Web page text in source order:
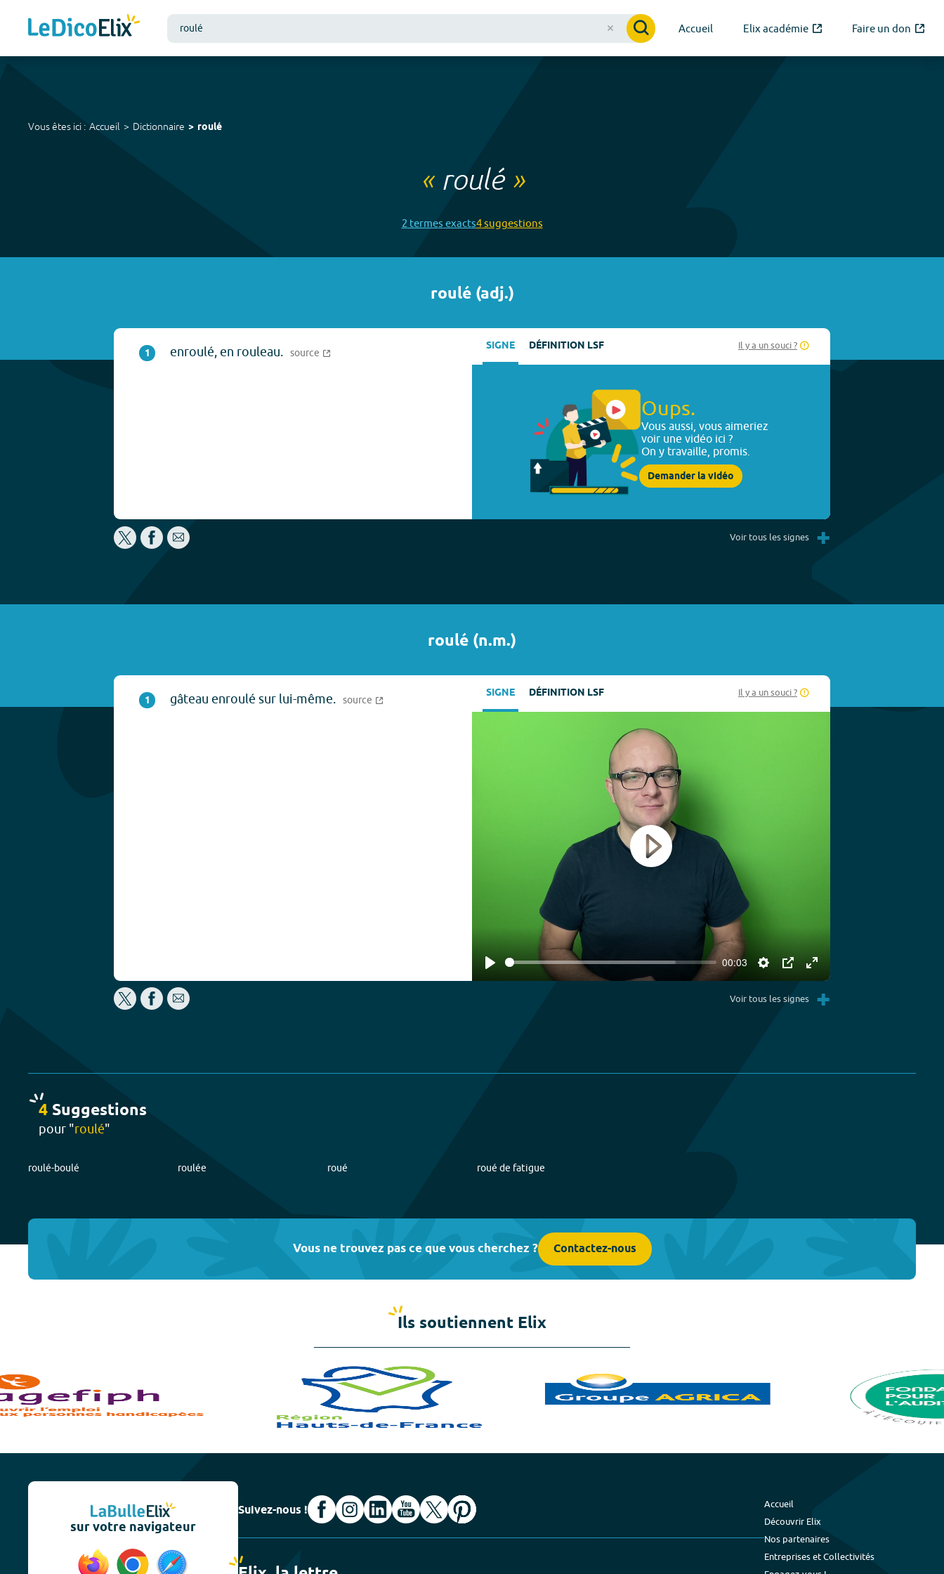
Accueil Elix académie Faire un don
Vous êtes ici : Accueil Dictionnaire roulé
« roulé»
2 termes exacts4suggestions
roulé(adj.)
1 enroulé, en rouleau. source SIGNE DÉFINITION LSF Il y a un souci ?
Oups.
Vous aussi, vous aimeriez
voir une vidéo ici ?
On y travaille, promis.
Demander la vidéo
Voir tous les signes +
roulé (n.m.)
1 gâteau enroulé sur lui-même. source SIGNE DÉFINITION LSF Il y a un souci ?
Play
00:03
Settings
PIP Enter
fullscreen
Play
Voir tous les signes +
4 Suggestions
pour "roulé"
roulé-boulé roulée roué roué de fatigue
Vous ne trouvez pas ce que vous cherchez ? Contactez-nous
Ils soutiennent Elix
sur votre navigateur
Suivez-nous !
Accueil
Découvrir Elix
Nos partenaires
Entreprises et Collectivités